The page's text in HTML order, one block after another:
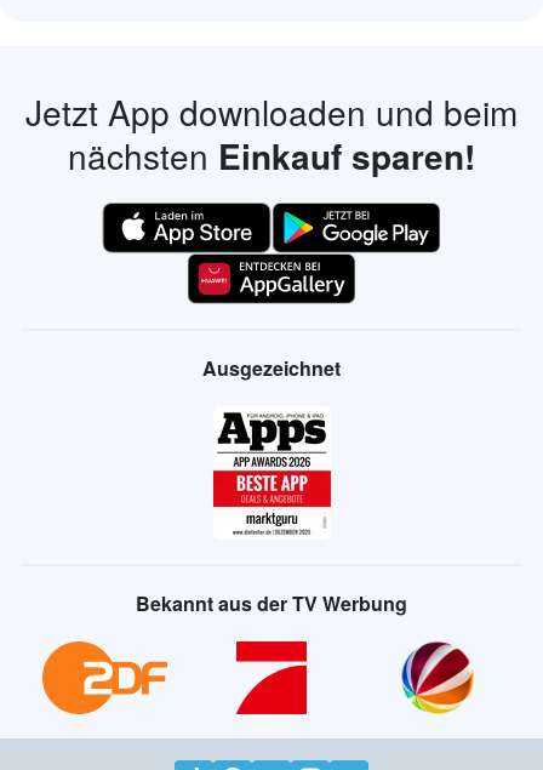
Jetzt App downloaden und beim
nächsten Einkauf sparen!
Ausgezeichnet
Bekannt aus der TV Werbung